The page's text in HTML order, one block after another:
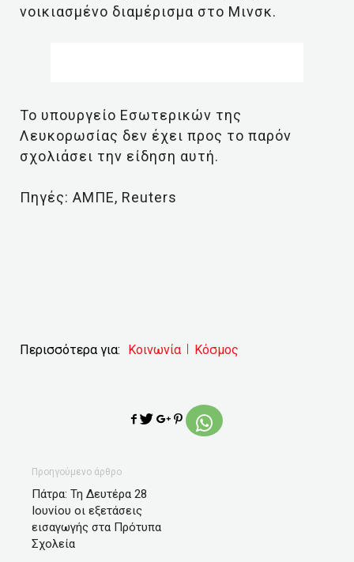
νοικιασμένο διαμέρισμα στο Μινσκ.
Το υπουργείο Εσωτερικών της
Λευκορωσίας δεν έχει προς το παρόν
σχολιάσει την είδηση αυτή.
Πηγές: ΑΜΠΕ, Reuters
Περισσότερα για: Κοινωνία Κόσμος
Προηγούμενο άρθρο
Πάτρα: Τη Δευτέρα 28
Ιουνίου οι εξετάσεις
εισαγωγής στα Πρότυπα
Σχολεία